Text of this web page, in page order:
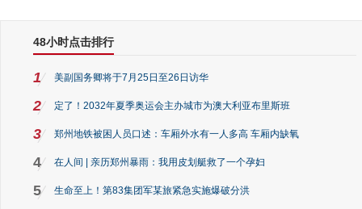
48小时点击排行
1 美副国务卿将于7月25日至26日访华
2 定了！2032年夏季奥运会主办城市为澳大利亚布里斯班
3 郑州地铁被困人员口述：车厢外水有一人多高 车厢内缺氧
4 在人间 | 亲历郑州暴雨：我用皮划艇救了一个孕妇
5 生命至上！第83集团军某旅紧急实施爆破分洪